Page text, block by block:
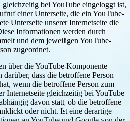
gleichzeitig bei YouTube eingeloggt ist,
einer Unterseite, die ein YouTube-
Unterseite unserer Internetseite die
Informationen werden durch
und dem jeweiligen YouTube-
zugeordnet.
über die YouTube-Komponente
dass die betroffene Person
wenn die betroffene Person zum
Internetseite gleichzeitig bei YouTube
davon statt, ob die betroffene
oder nicht. Ist eine derartige